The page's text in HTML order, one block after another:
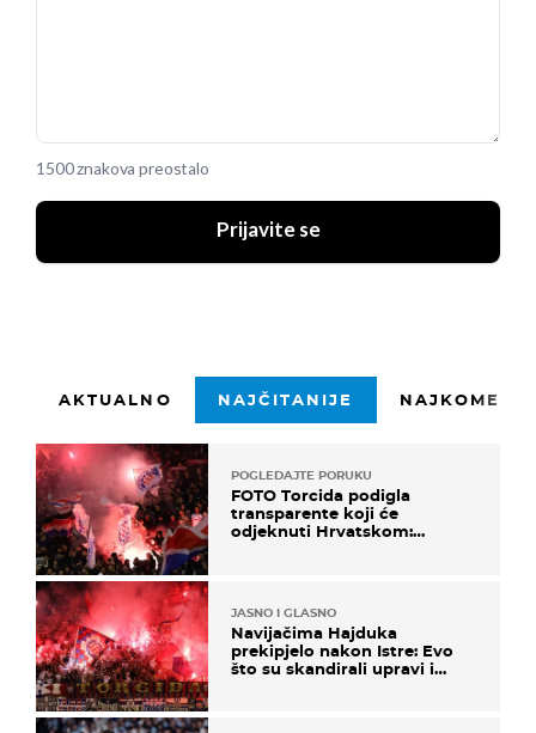
1500 znakova preostalo
Prijavite se
AKTUALNO NAJČITANIJE
POGLEDAJTE PORUKU
FOTO Torcida podigla
transparente koji će
odjeknuti Hrvatskom:
JASNO I GLASNO
Navijačima Hajduka
prekipjelo nakon Istre: Evo
što su skandirali upravi i